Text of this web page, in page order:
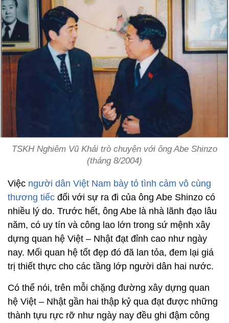
TSKH Nghiêm Vũ Khải trò chuyện với ông Abe Shinzo
(tháng 8/2004)
Việc người dân Việt Nam bày tỏ tình cảm vô cùng
thương tiếc đối với sự ra đi của ông Abe Shinzo có
nhiều lý do. Trước hết, ông Abe là nhà lãnh đạo lâu
năm, có uy tín và công lao lớn trong sứ mệnh xây
dựng quan hệ Việt – Nhật đạt đỉnh cao như ngày
nay. Mối quan hệ tốt đẹp đó đã lan tỏa, đem lại giá
trị thiết thực cho các tầng lớp người dân hai nước.
Có thể nói, trên mỗi chặng đường xây dựng quan
hệ Việt – Nhật gần hai thập kỷ qua đạt được những
thành tựu rực rỡ như ngày nay đều ghi đậm công